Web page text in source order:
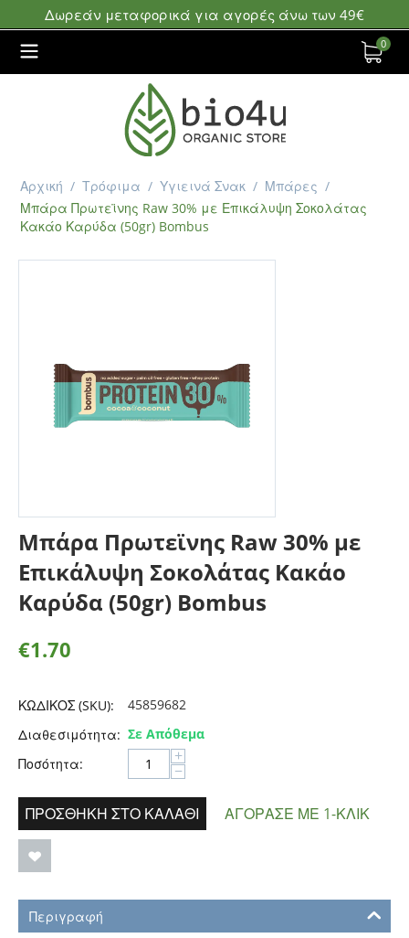
Δωρεάν μεταφορικά για αγορές άνω των 49€
0
Αρχική / Τρόφιμα / Υγιεινά Σνακ / Μπάρες /
Μπάρα Πρωτεϊνης Raw 30% με Επικάλυψη Σοκολάτας
Κακάο Καρύδα (50gr) Bombus
Μπάρα Πρωτεϊνης Raw 30% με
Επικάλυψη Σοκολάτας Κακάο
Καρύδα (50gr) Bombus
€1.70
ΚΩΔΙΚΟΣ (SKU):
45859682
Διαθεσιμότητα: Σε Απόθεμα
Ποσότητα:
+
−
ΠΡΟΣΘΉΚΗ ΣΤΟ ΚΑΛΆΘΙ ΑΓΌΡΑΣΕ ΜΕ 1-ΚΛΙΚ
Περιγραφή